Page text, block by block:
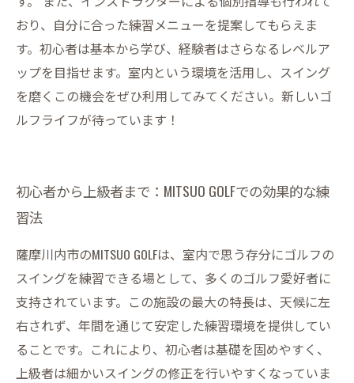
おり、自分に合った練習メニューを提案してもらえま
す。初心者は基本から学び、経験者はさらなるレベルア
ップを目指せます。室内という環境を活用し、スイング
を磨くこの機会をぜひ利用してみてください。新しいゴ
ルフライフが待っています！
初心者から上級者まで：MITSUO GOLFでの効果的な練
習法
薩摩川内市のMITSUO GOLFは、室内で思う存分にゴルフの
スイングを練習できる場として、多くのゴルフ愛好者に
支持されています。この施設の最大の特長は、天候に左
右されず、年間を通じて安定した練習環境を提供してい
ることです。これにより、初心者は基礎を固めやすく、
上級者は細かいスイングの修正を行いやすくなっていま